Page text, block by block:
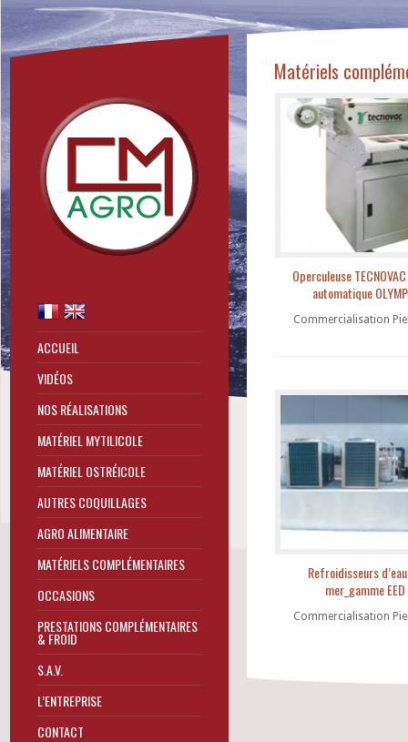
Matériels
Operculeuse
automatique
Commercialisation
Refroidisseurs
mer_gamme EED
Commercialisation
ACCUEIL
VIDÉOS
NOS RÉALISATIONS
MATÉRIEL MYTILICOLE
MATÉRIEL OSTRÉICOLE
AUTRES COQUILLAGES
AGRO ALIMENTAIRE
MATÉRIELS COMPLÉMENTAIRES
OCCASIONS
PRESTATIONS COMPLÉMENTAIRES
& FROID
S.A.V.
L’ENTREPRISE
CONTACT